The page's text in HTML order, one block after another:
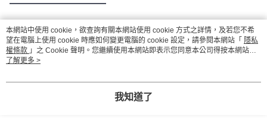
熱門標籤
本網站中使用 cookie，欲查詢有關本網站使用 cookie 方式之詳情，及若您不希
望在電腦上使用 cookie 時應如何變更電腦的 cookie 設定，請參閱本網站「 隱私
權條款 」之 Cookie 聲明。您繼續使用本網站即表示您同意本公司得按本網站使
用條款之 Cookie 聲明使用 cookie。
了解更多 >
我知道了